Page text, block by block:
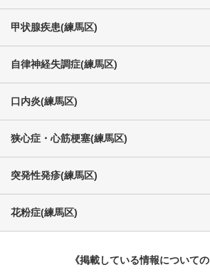
甲状腺疾患(練馬区)
自律神経失調症(練馬区)
口内炎(練馬区)
狭心症・心筋梗塞(練馬区)
突発性発疹(練馬区)
花粉症(練馬区)
《掲載している情報についての